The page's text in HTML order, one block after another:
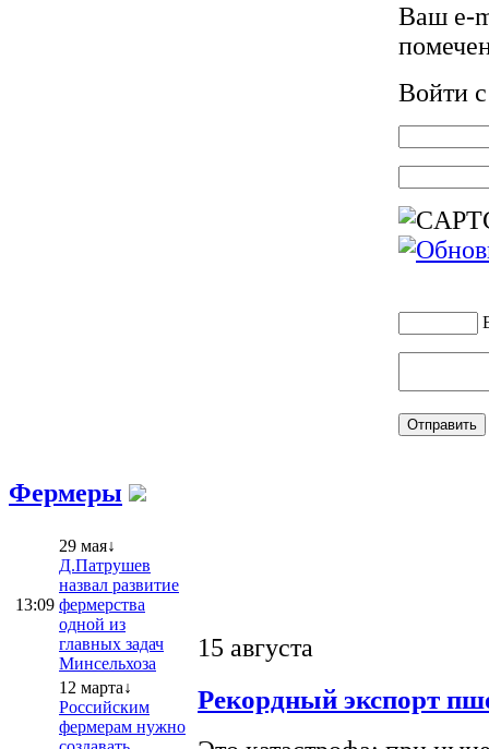
Ваш e-
Войти
Фермеры
13:09
29 мая↓
Д.Патрушев
назвал развитие
фермерства
одной из
главных задач
Минсельхоза
12 марта↓
Российским
фермерам нужно
15 августа
Рекордный экспорт